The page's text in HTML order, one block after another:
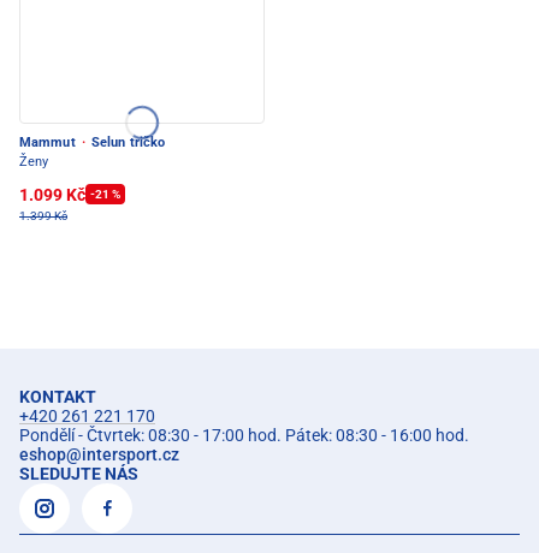
Mammut · Selun tričko
Ženy
1.099 Kč -21 %
1.399 Kč
KONTAKT
+420 261 221 170
Pondělí - Čtvrtek: 08:30 - 17:00 hod. Pátek: 08:30 - 16:00 hod.
eshop@intersport.cz
SLEDUJTE NÁS